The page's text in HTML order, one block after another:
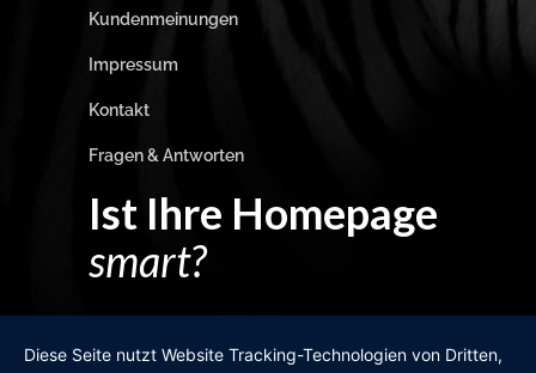
Kundenmeinungen
Impressum
Kontakt
Fragen & Antworten
Ist Ihre Homepage
smart?
Diese Seite nutzt Website Tracking-Technologien von Dritten,